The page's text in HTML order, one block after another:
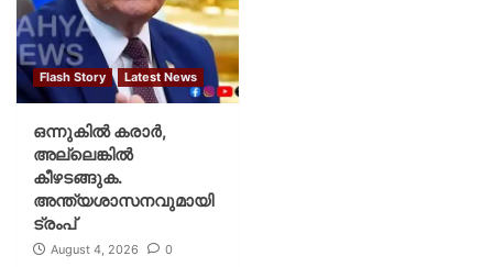
Flash Story Latest News
ഒന്നുകില്‍ കരാര്‍,
അല്ലെങ്കില്‍
കീഴടങ്ങുക.
അന്ത്യശാസനവുമായി
ട്രംപ്
August 4, 2026 0